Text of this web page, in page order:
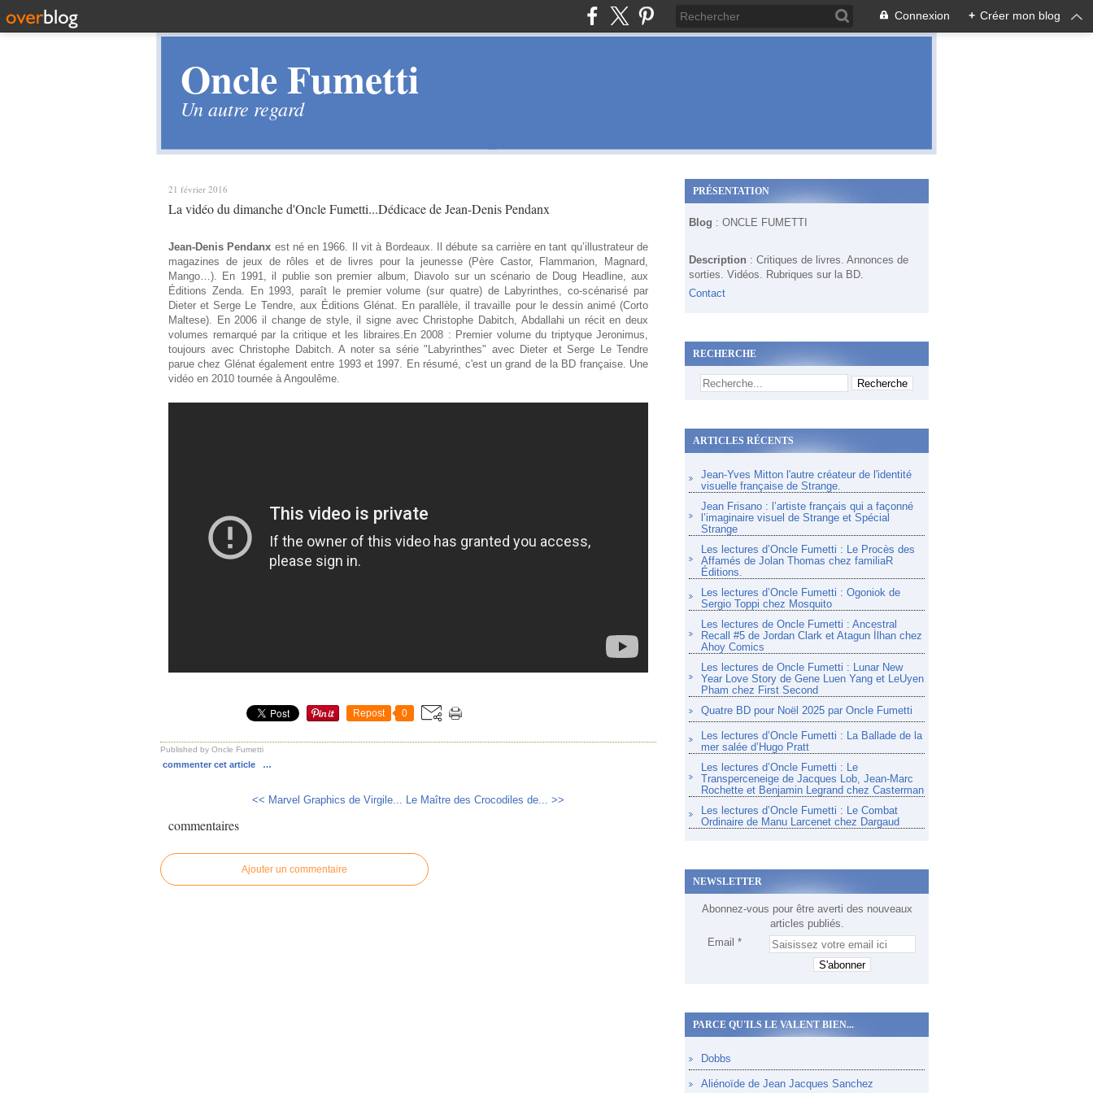
Connexion + Créer mon blog
Oncle Fumetti
Un autre regard
21 février 2016
La vidéo du dimanche d'Oncle Fumetti...Dédicace de Jean-Denis Pendanx
Jean-Denis Pendanx est né en 1966. Il vit à Bordeaux. Il débute sa carrière en tant qu’illustrateur de
magazines de jeux de rôles et de livres pour la jeunesse (Père Castor, Flammarion, Magnard,
Mango…). En 1991, il publie son premier album, Diavolo sur un scénario de Doug Headline, aux
Éditions Zenda. En 1993, paraît le premier volume (sur quatre) de Labyrinthes, co-scénarisé par
Dieter et Serge Le Tendre, aux Éditions Glénat. En parallèle, il travaille pour le dessin animé (Corto
Maltese). En 2006 il change de style, il signe avec Christophe Dabitch, Abdallahi un récit en deux
volumes remarqué par la critique et les libraires.En 2008 : Premier volume du triptyque Jeronimus,
toujours avec Christophe Dabitch. A noter sa série "Labyrinthes" avec Dieter et Serge Le Tendre
parue chez Glénat également entre 1993 et 1997. En résumé, c'est un grand de la BD française. Une
vidéo en 2010 tournée à Angoulême.
Repost 0
Published by Oncle Fumetti
commenter cet article …
<< Marvel Graphics de Virgile... Le Maître des Crocodiles de... >>
commentaires
Ajouter un commentaire
PRÉSENTATION
Blog : ONCLE FUMETTI
Description : Critiques de livres. Annonces de
sorties. Vidéos. Rubriques sur la BD.
Contact
RECHERCHE
ARTICLES RÉCENTS
Jean-Yves Mitton l'autre créateur de l'identité
visuelle française de Strange.
Jean Frisano : l’artiste français qui a façonné
l’imaginaire visuel de Strange et Spécial
Strange
Les lectures d’Oncle Fumetti : Le Procès des
Affamés de Jolan Thomas chez familiaR
Éditions.
Les lectures d’Oncle Fumetti : Ogoniok de
Sergio Toppi chez Mosquito
Les lectures de Oncle Fumetti : Ancestral
Recall #5 de Jordan Clark et Atagun İlhan chez
Ahoy Comics
Les lectures de Oncle Fumetti : Lunar New
Year Love Story de Gene Luen Yang et LeUyen
Pham chez First Second
Quatre BD pour Noël 2025 par Oncle Fumetti
Les lectures d’Oncle Fumetti : La Ballade de la
mer salée d’Hugo Pratt
Les lectures d’Oncle Fumetti : Le
Transperceneige de Jacques Lob, Jean-Marc
Rochette et Benjamin Legrand chez Casterman
Les lectures d’Oncle Fumetti : Le Combat
Ordinaire de Manu Larcenet chez Dargaud
NEWSLETTER
Abonnez-vous pour être averti des nouveaux
articles publiés.
Email
PARCE QU'ILS LE VALENT BIEN...
Dobbs
Aliénoïde de Jean Jacques Sanchez